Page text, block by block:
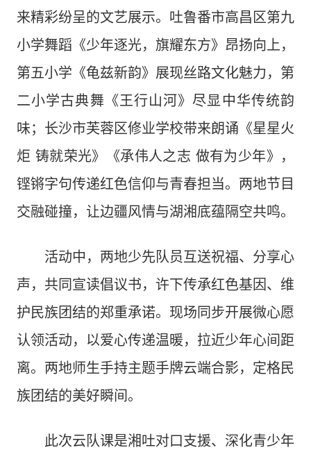
来精彩纷呈的文艺展示。吐鲁番市高昌区第九
小学舞蹈《少年逐光，旗耀东方》昂扬向上，
第五小学《龟兹新韵》展现丝路文化魅力，第
二小学古典舞《王行山河》尽显中华传统韵
味；长沙市芙蓉区修业学校带来朗诵《星星火
炬 铸就荣光》《承伟人之志 做有为少年》，
铿锵字句传递红色信仰与青春担当。两地节目
交融碰撞，让边疆风情与湖湘底蕴隔空共鸣。
活动中，两地少先队员互送祝福、分享心
声，共同宣读倡议书，许下传承红色基因、维
护民族团结的郑重承诺。现场同步开展微心愿
认领活动，以爱心传递温暖，拉近少年心间距
离。两地师生手持主题手牌云端合影，定格民
族团结的美好瞬间。
此次云队课是湘吐对口支援、深化青少年